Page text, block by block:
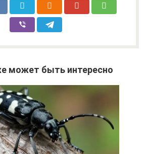
может быть интересно